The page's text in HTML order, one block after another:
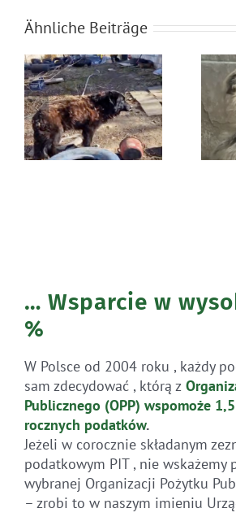
Ähnliche Beiträge
Błąkała się
sama w lesie
… Wsparcie w
%
W Polsce od 2004 roku , każdy
sam zdecydować , którą z
Publicznego (OPP) wspomoże
rocznych podatków.
Jeżeli w corocznie składanym
podatkowym PIT , nie wskażemy
wybranej Organizacji Pożytku
– zrobi to w naszym imieniu